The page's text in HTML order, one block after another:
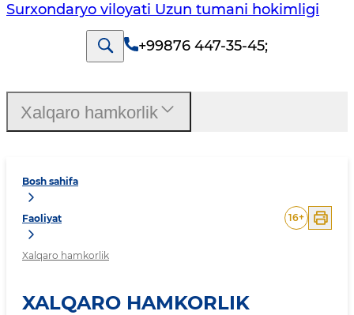
Surxondaryo viloyati Uzun tumani hokimligi
+99876 447-35-45;
Bosh sahifa
Faoliyat
Xalqaro hamkorlik
16+
XALQARO HAMKORLIK
Xalqaro hamkorlik